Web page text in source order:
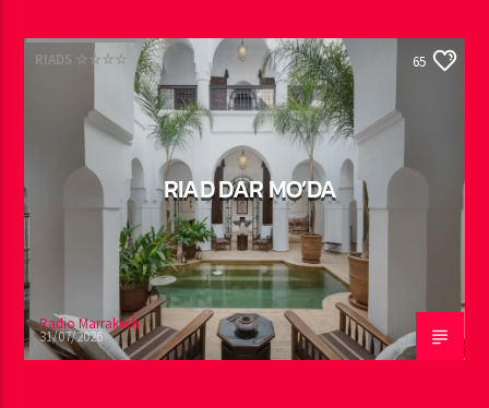
RIADS ☆☆☆☆ 65
RIAD DAR MO’DA
Radio Marrakech
31/07/2026